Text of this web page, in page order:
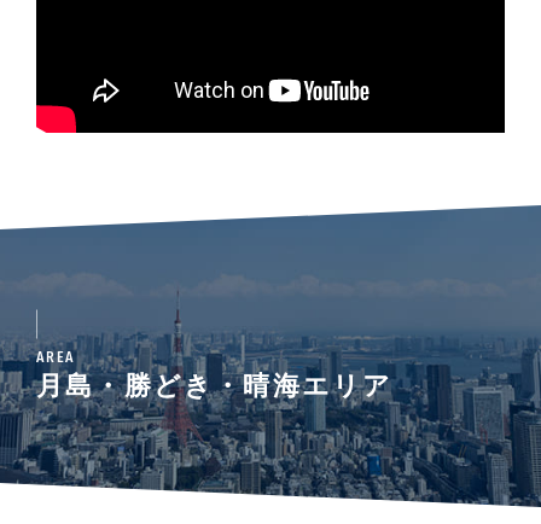
AREA
月島・勝どき・晴海エリア